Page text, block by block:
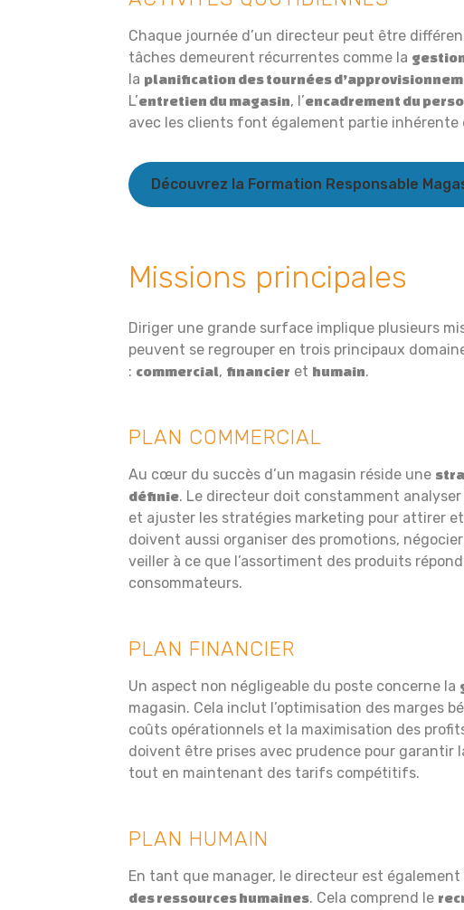
Chaque journée d’un directeur peut être
tâches demeurent récurrentes comme la
la planification des tournées
L’entretien du magasin, l’encadrement du
avec les clients font également partie inhérente
Découvrez la Formation Responsable
Missions principales
Diriger une grande surface implique plusieurs
peuvent se regrouper en trois principaux
: commercial, financier et humain.
PLAN COMMERCIAL
Au cœur du succès d’un magasin réside une
définie. Le directeur doit constamment
et ajuster les stratégies marketing pour attirer
doivent aussi organiser des promotions,
veiller à ce que l’assortiment des produits
consommateurs.
PLAN FINANCIER
Un aspect non négligeable du poste concerne la
magasin. Cela inclut l’optimisation des marges
coûts opérationnels et la maximisation des
doivent être prises avec prudence pour garantir
tout en maintenant des tarifs compétitifs.
PLAN HUMAIN
En tant que manager, le directeur est également
des ressources humaines. Cela comprend le